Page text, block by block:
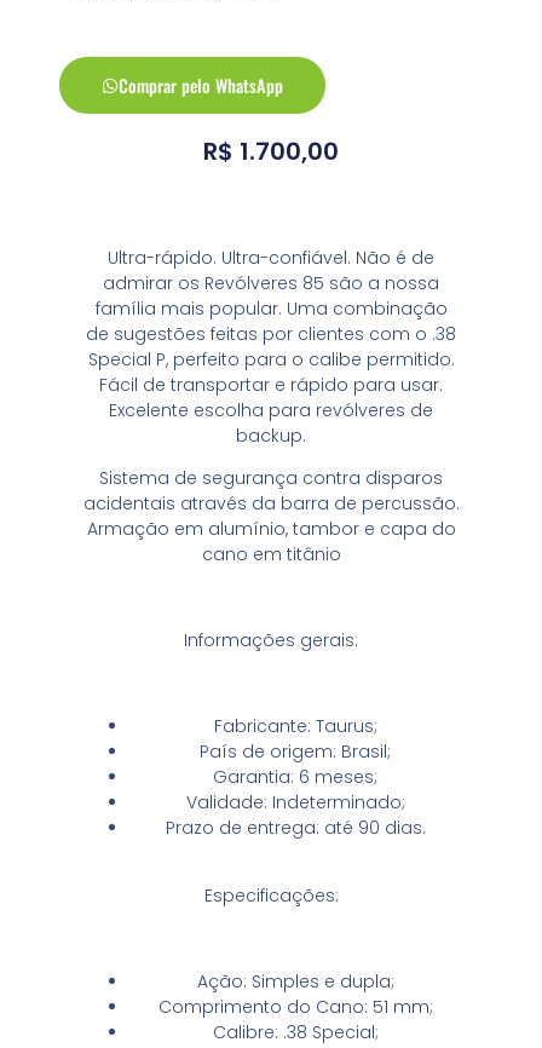
Comprar pelo WhatsApp
R$ 1.700,00
Ultra-rápido. Ultra-confiável. Não é de
admirar os Revólveres 85 são a nossa
família mais popular. Uma combinação
de sugestões feitas por clientes com o .38
Special P, perfeito para o calibe permitido.
Fácil de transportar e rápido para usar.
Excelente escolha para revólveres de
backup.
Sistema de segurança contra disparos
acidentais através da barra de percussão.
Armação em alumínio, tambor e capa do
cano em titânio
Informações gerais:
Fabricante: Taurus;
País de origem: Brasil;
Garantia: 6 meses;
Validade: Indeterminado;
Prazo de entrega: até 90 dias.
Especificações:
Ação: Simples e dupla;
Comprimento do Cano: 51 mm;
Calibre: .38 Special;